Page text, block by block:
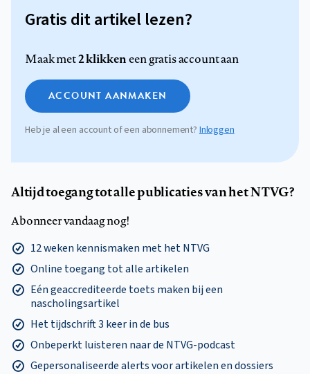
Gratis dit artikel lezen?
Maak met2 klikkeneen gratis account aan
ACCOUNT AANMAKEN
Heb je al een account of een abonnement? Inloggen
Altijd toegang tot alle publicaties van het NTVG?
Abonneer vandaag nog!
12 weken kennismaken met het NTVG
Online toegang tot alle artikelen
Eén geaccrediteerde toets maken bij een
nascholingsartikel
Het tijdschrift 3 keer in de bus
Onbeperkt luisteren naar de NTVG-podcast
Gepersonaliseerde alerts voor artikelen en dossiers